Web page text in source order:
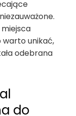
unikać,
odebrana
do